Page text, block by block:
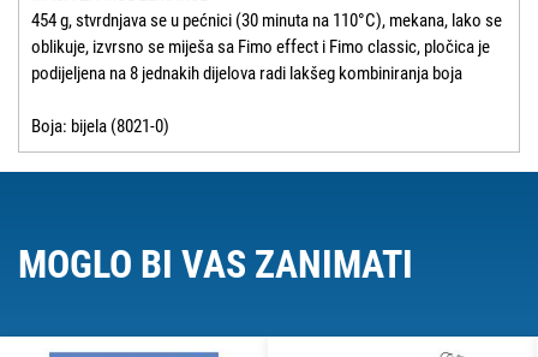
454 g, stvrdnjava se u pećnici (30 minuta na 110°C), mekana, lako se
oblikuje, izvrsno se miješa sa Fimo effect i Fimo classic, pločica je
podijeljena na 8 jednakih dijelova radi lakšeg kombiniranja boja
Boja: bijela (8021-0)
MOGLO BI VAS ZANIMATI